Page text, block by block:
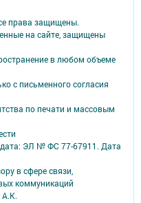
права защищены.
на сайте, защищены
в любом объеме
с письменного согласия
по печати и массовым
ЭЛ № ФС 77-67911. Дата
в сфере связи,
коммуникаций
А.К.